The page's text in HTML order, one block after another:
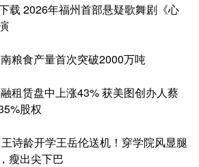
载 2026年福州首部悬疑歌舞剧《心
粮食产量首次突破2000万吨
租赁盘中上涨43% 获美图创办人蔡
股权
诗龄开学王岳伦送机！穿学院风显腿
瘦出尖下巴